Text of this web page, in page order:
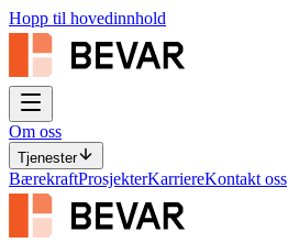
Hopp til hovedinnhold
Om oss
Tjenester
BærekraftProsjekterKarriereKontakt oss